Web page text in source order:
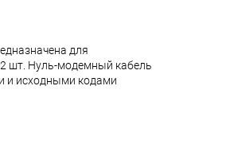
для
шт. Нуль-модемный кабель
и исходными кодами